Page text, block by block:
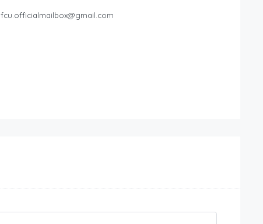
fcu.officialmailbox@gmail.com